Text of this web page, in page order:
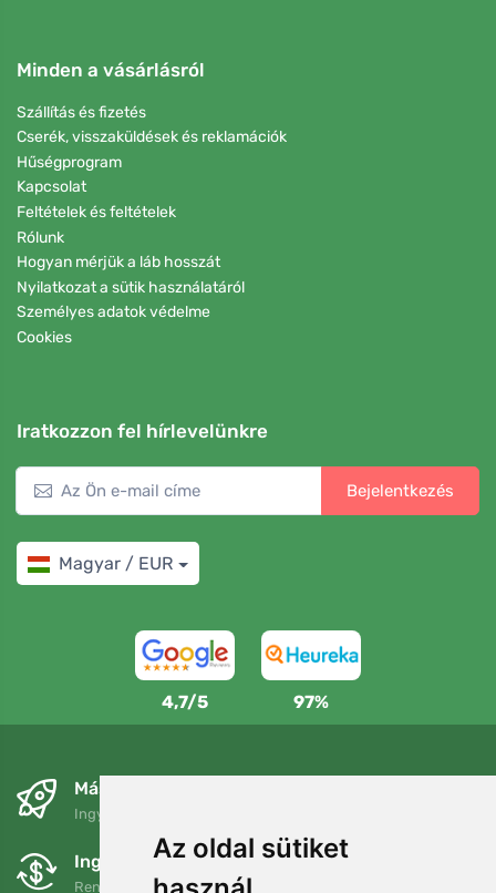
Az oldal sütiket
Minden a vásárlásról
Szállítás és fizetés
Cserék, visszaküldések és reklamációk
Hűségprogram
Kapcsolat
Feltételek és feltételek
Rólunk
Hogyan mérjük a láb hosszát
Nyilatkozat a sütik használatáról
Személyes adatok védelme
Cookies
Iratkozzon fel hírlevelünkre
Bejelentkezés
Magyar / EUR
4,7/5 97%
Másnapra és ingyenesen
Ingyenes szállítás a következő összeg felett: 80 EUR
Ingyenes csere és visszaküldés
Rendelését 90 napon belül bármikor visszaküldheti vagy